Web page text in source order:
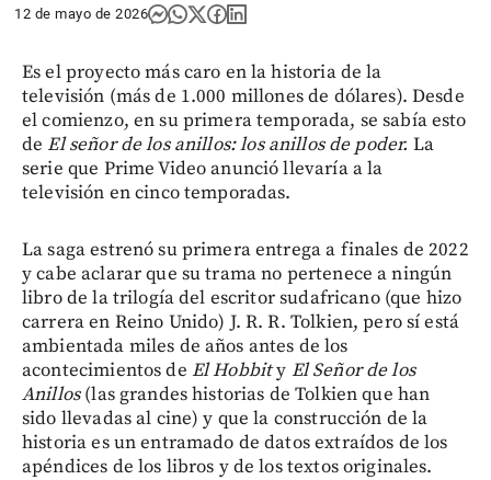
12 de mayo de 2026
Es el proyecto más caro en la historia de la
televisión (más de 1.000 millones de dólares). Desde
el comienzo, en su primera temporada, se sabía esto
deEl señor de los anillos: los anillos de poder. La
serie que Prime Video anunció llevaría a la
televisión en cinco temporadas.
La saga estrenó su primera entrega a finales de 2022
y cabe aclarar que su trama no pertenece a ningún
libro de la trilogía del escritor sudafricano (que hizo
carrera en Reino Unido) J. R. R. Tolkien, pero sí está
ambientada miles de años antes de los
acontecimientos de El Hobbity El Señor de los
Anillos(las grandes historias de Tolkien que han
sido llevadas al cine) y que la construcción de la
historia es un entramado de datos extraídos de los
apéndices de los libros y de los textos originales.